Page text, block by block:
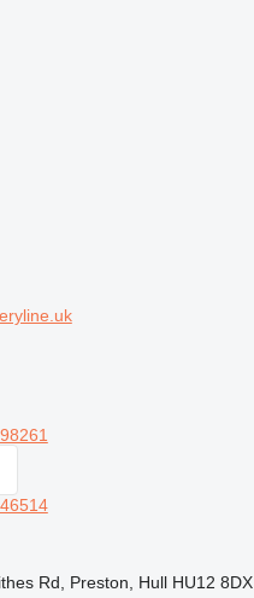
Rd, Preston, Hull HU12 8DX